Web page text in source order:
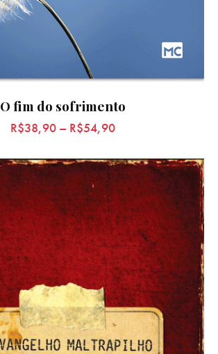
O fim do sofrimento
R$38,90– R$54,90